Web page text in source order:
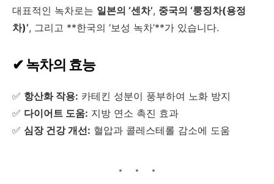
대표적인 녹차로는 일본의 ‘센차’, 중국의 ‘룽징차(용정
차)’, 그리고 **한국의 ‘보성 녹차’**가 있습니다.
✔ 녹차의 효능
✅ 항산화 작용: 카테킨 성분이 풍부하여 노화 방지
✅ 다이어트 도움: 지방 연소 촉진 효과
✅ 심장 건강 개선: 혈압과 콜레스테롤 감소에 도움